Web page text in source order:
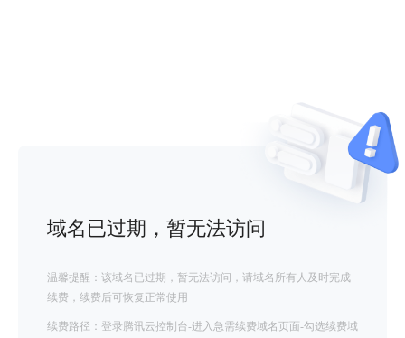
域名已过期，暂无法访问
温馨提醒：该域名已过期，暂无法访问，请域名所有人及时完成
续费，续费后可恢复正常使用
续费路径：登录腾讯云控制台-进入急需续费域名页面-勾选续费域